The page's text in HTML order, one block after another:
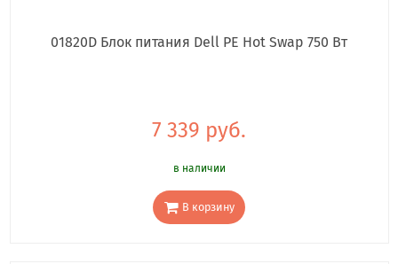
01820D Блок питания Dell PE Hot Swap 750 Вт
7 339 руб.
в наличии
В корзину